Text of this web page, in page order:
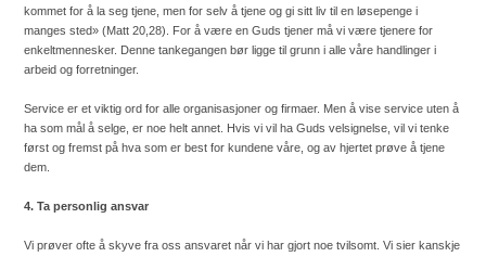
kommet for å la seg tjene, men for selv å tjene og gi sitt liv til en løsepenge i
manges sted» (Matt 20,28). For å være en Guds tjener må vi være tjenere for
enkeltmennesker. Denne tankegangen bør ligge til grunn i alle våre handlinger i
arbeid og forretninger.
Service er et viktig ord for alle organisasjoner og firmaer. Men å vise service uten å
ha som mål å selge, er noe helt annet. Hvis vi vil ha Guds velsignelse, vil vi tenke
først og fremst på hva som er best for kundene våre, og av hjertet prøve å tjene
dem.
4. Ta personlig ansvar
Vi prøver ofte å skyve fra oss ansvaret når vi har gjort noe tvilsomt. Vi sier kanskje